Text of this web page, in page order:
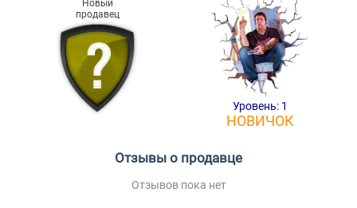
Новый
продавец
Уровень: 1
НОВИЧОК
Отзывы о продавце
Отзывов пока нет